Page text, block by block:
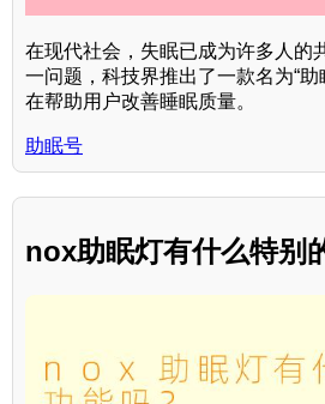
在现代社会，失眠已成为许多人的
一问题，科技界推出了一款名为“助
在帮助用户改善睡眠质量。
助眠号
nox助眠灯有什么特别